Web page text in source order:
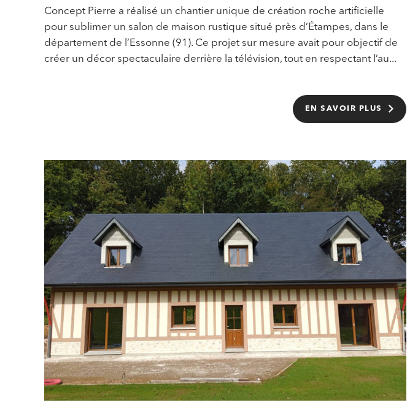
Concept Pierre a réalisé un chantier unique de création roche artificielle
pour sublimer un salon de maison rustique situé près d’Étampes, dans le
département de l’Essonne (91). Ce projet sur mesure avait pour objectif de
créer un décor spectaculaire derrière la télévision, tout en respectant l’au...
EN SAVOIR PLUS